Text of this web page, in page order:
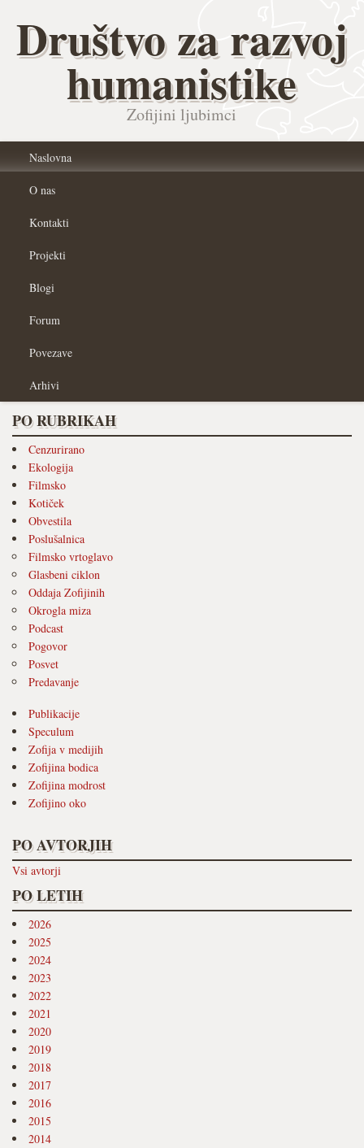
Društvo za razvoj
humanistike
Zofijini ljubimci
Naslovna
O nas
Kontakti
Projekti
Blogi
Forum
Povezave
Arhivi
PO RUBRIKAH
Cenzurirano
Ekologija
Filmsko
Kotiček
Obvestila
Poslušalnica
Filmsko vrtoglavo
Glasbeni ciklon
Oddaja Zofijinih
Okrogla miza
Podcast
Pogovor
Posvet
Predavanje
Publikacije
Speculum
Zofija v medijih
Zofijina bodica
Zofijina modrost
Zofijino oko
PO AVTORJIH
Vsi avtorji
PO LETIH
2026
2025
2024
2023
2022
2021
2020
2019
2018
2017
2016
2015
2014